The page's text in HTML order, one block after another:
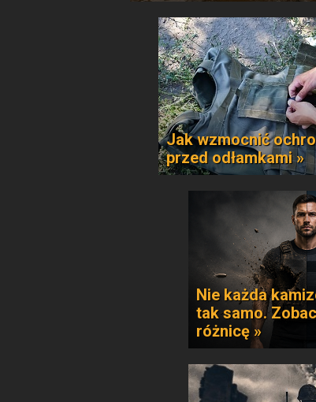
Jak wzmocnić
przed odłamkami »
Nie każda
tak samo.
różnicę »